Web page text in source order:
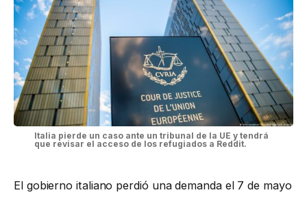
Italia pierde un caso ante un tribunal de la UE y tendrá
que revisar el acceso de los refugiados a Reddit.
El gobierno italiano perdió una demanda el 7 de mayo